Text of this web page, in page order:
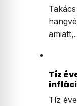
Tíz
Tíz